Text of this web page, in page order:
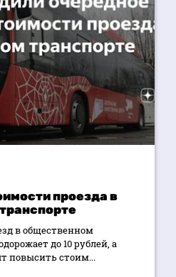
проезда в
в общественном
до 10 рублей, а
повысить стоим...